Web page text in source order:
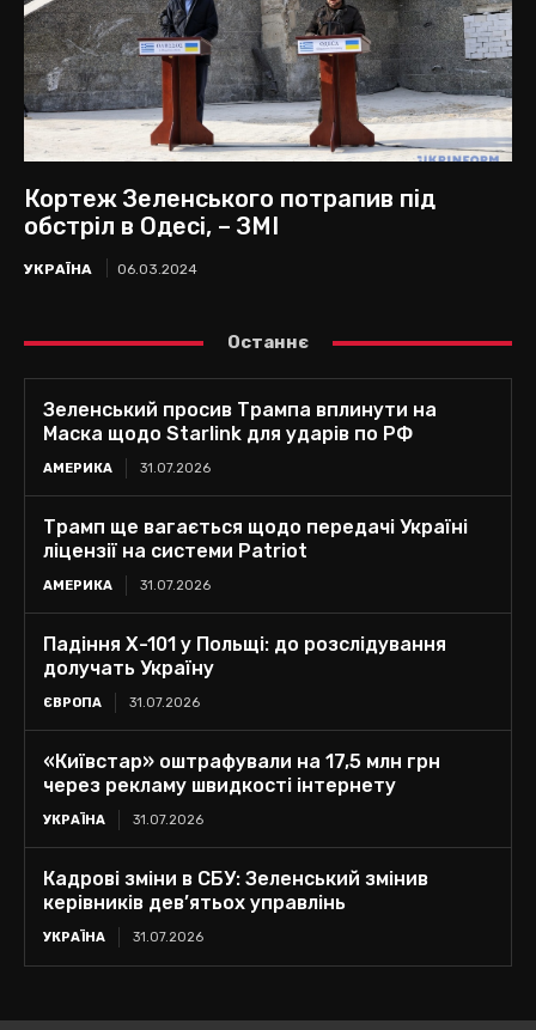
Кортеж Зеленського потрапив під
обстріл в Одесі, – ЗМІ
УКРАЇНА 06.03.2024
Останнє
Зеленський просив Трампа вплинути на
Маска щодо Starlink для ударів по РФ
АМЕРИКА 31.07.2026
Трамп ще вагається щодо передачі Україні
ліцензії на системи Patriot
АМЕРИКА 31.07.2026
Падіння Х-101 у Польщі: до розслідування
долучать Україну
ЄВРОПА 31.07.2026
«Київстар» оштрафували на 17,5 млн грн
через рекламу швидкості інтернету
УКРАЇНА 31.07.2026
Кадрові зміни в СБУ: Зеленський змінив
керівників дев’ятьох управлінь
УКРАЇНА 31.07.2026